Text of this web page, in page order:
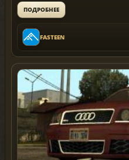
ПОДРОБНЕЕ
FASTEEN